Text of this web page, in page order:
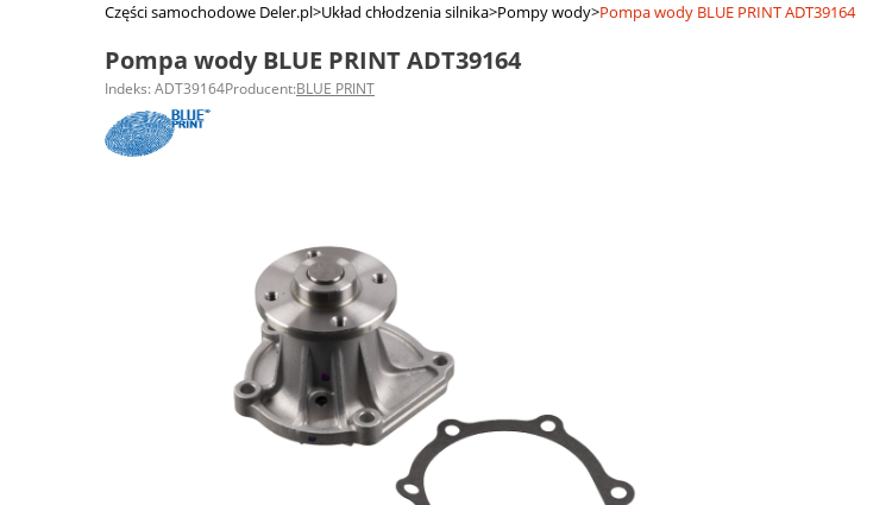
Części samochodowe Deler.pl>Układ chłodzenia silnika>Pompy wody>Pompa wody BLUE PRINT ADT39164
Pompa wody BLUE PRINT ADT39164
Indeks: ADT39164Producent:BLUE PRINT